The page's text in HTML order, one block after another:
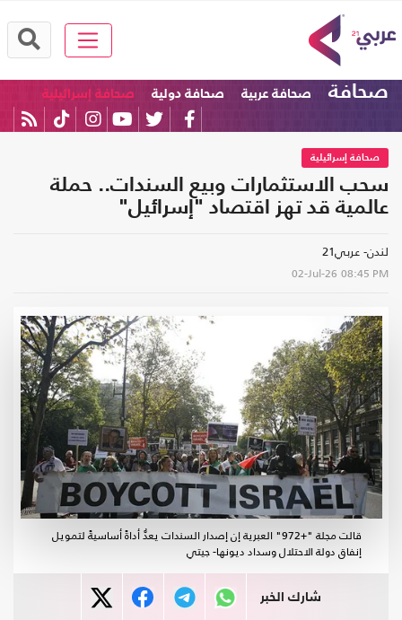
صحافة صحافة عربية صحافة دولية صحافة إسرائيلية
صحافة إسرائيلية
سحب الاستثمارات وبيع السندات.. حملة
عالمية قد تهز اقتصاد "إسرائيل"
لندن- عربي21
02-Jul-26 08:45 PM
قالت مجلة "+972" العبرية إن إصدار السندات يعدُّ أداةً أساسيةً لتمويل
إنفاق دولة الاحتلال وسداد ديونها- جيتي
شارك الخبر